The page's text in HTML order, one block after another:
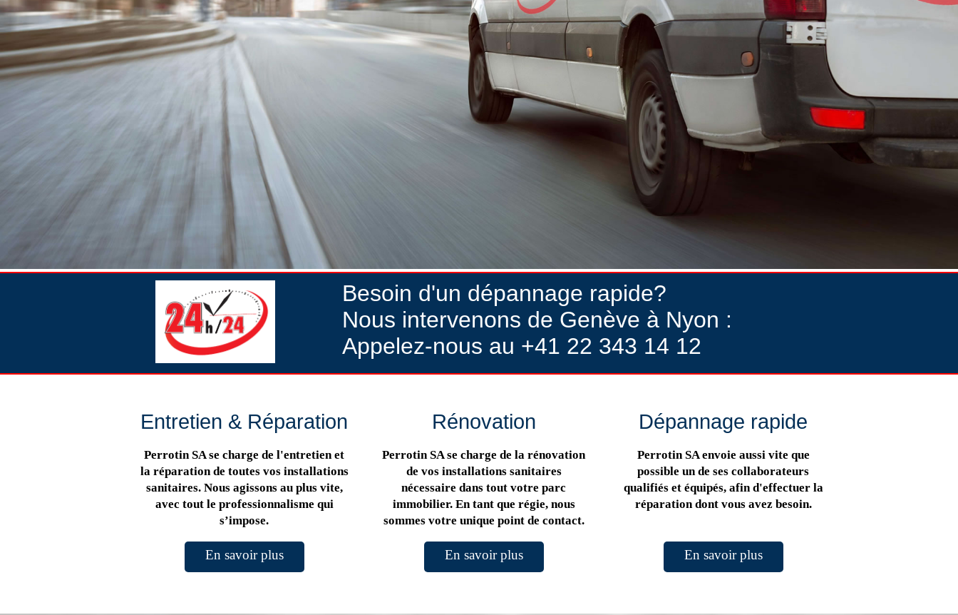
Besoin d'un dépannage rapide?
Nous intervenons de Genève à Nyon :
Appelez-nous au +41 22 343 14 12
Entretien & Réparation
Perrotin SA se charge de l'entretien et
la réparation de toutes vos installations
sanitaires. Nous agissons au plus vite,
avec tout le professionnalisme qui
s’impose.
En savoir plus
Rénovation
Perrotin SA se charge de la rénovation
de vos installations sanitaires
nécessaire dans tout votre parc
immobilier. En tant que régie, nous
sommes votre unique point de contact.
En savoir plus
Dépannage rapide
Perrotin SA envoie aussi vite que
possible un de ses collaborateurs
qualifiés et équipés, afin d'effectuer la
réparation dont vous avez besoin.
En savoir plus